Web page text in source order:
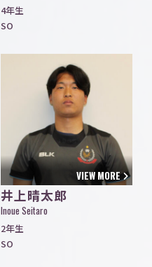
4年生
SO
VIEW MORE
井上晴太郎
Inoue Seitaro
2年生
SO